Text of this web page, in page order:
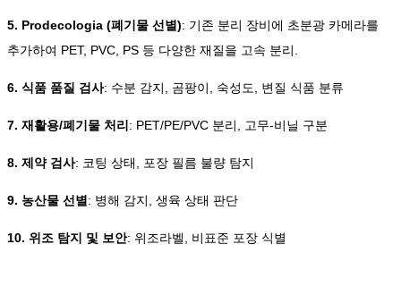
5. Prodecologia (폐기물 선별): 기존 분리 장비에 초분광 카메라를
추가하여 PET, PVC, PS 등 다양한 재질을 고속 분리.
6. 식품 품질 검사: 수분 감지, 곰팡이, 숙성도, 변질 식품 분류
7. 재활용/폐기물 처리: PET/PE/PVC 분리, 고무-비닐 구분
8. 제약 검사: 코팅 상태, 포장 필름 불량 탐지
9. 농산물 선별: 병해 감지, 생육 상태 판단
10. 위조 탐지 및 보안: 위조라벨, 비표준 포장 식별